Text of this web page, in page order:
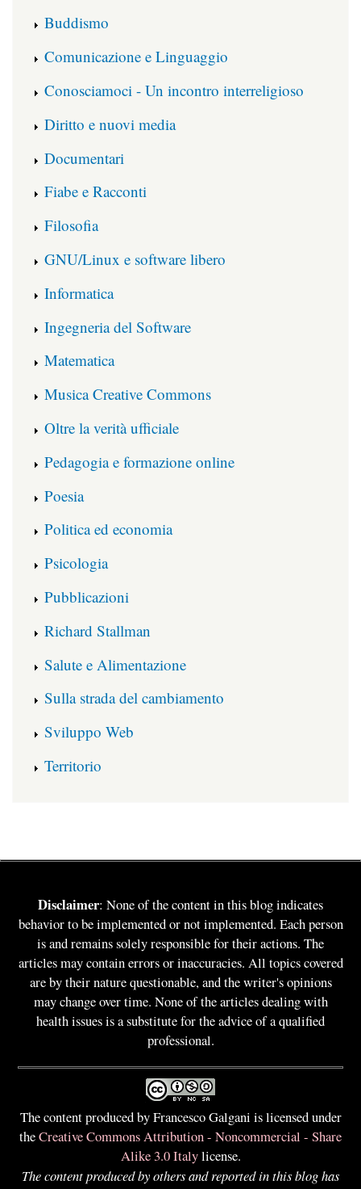
Buddismo
Comunicazione e Linguaggio
Conosciamoci - Un incontro interreligioso
Diritto e nuovi media
Documentari
Fiabe e Racconti
Filosofia
GNU/Linux e software libero
Informatica
Ingegneria del Software
Matematica
Musica Creative Commons
Oltre la verità ufficiale
Pedagogia e formazione online
Poesia
Politica ed economia
Psicologia
Pubblicazioni
Richard Stallman
Salute e Alimentazione
Sulla strada del cambiamento
Sviluppo Web
Territorio
Disclaimer: None of the content in this blog indicates
behavior to be implemented or not implemented. Each person
is and remains solely responsible for their actions. The
articles may contain errors or inaccuracies. All topics covered
are by their nature questionable, and the writer's opinions
may change over time. None of the articles dealing with
health issues is a substitute for the advice of a qualified
professional.
The content produced by Francesco Galgani is licensed under
theCreative Commons Attribution - Noncommercial - Share
Alike 3.0 Italylicense.
The content produced by others and reported in this blog has